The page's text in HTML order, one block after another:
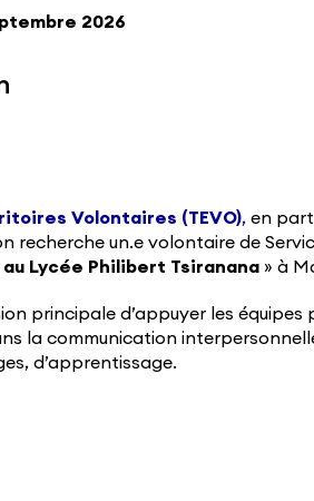
2026
Volontaires (TEVO), en
recherche un.e volontaire de
Lycée Philibert Tsiranana » à
principale d’appuyer les
la communication
d’apprentissage.